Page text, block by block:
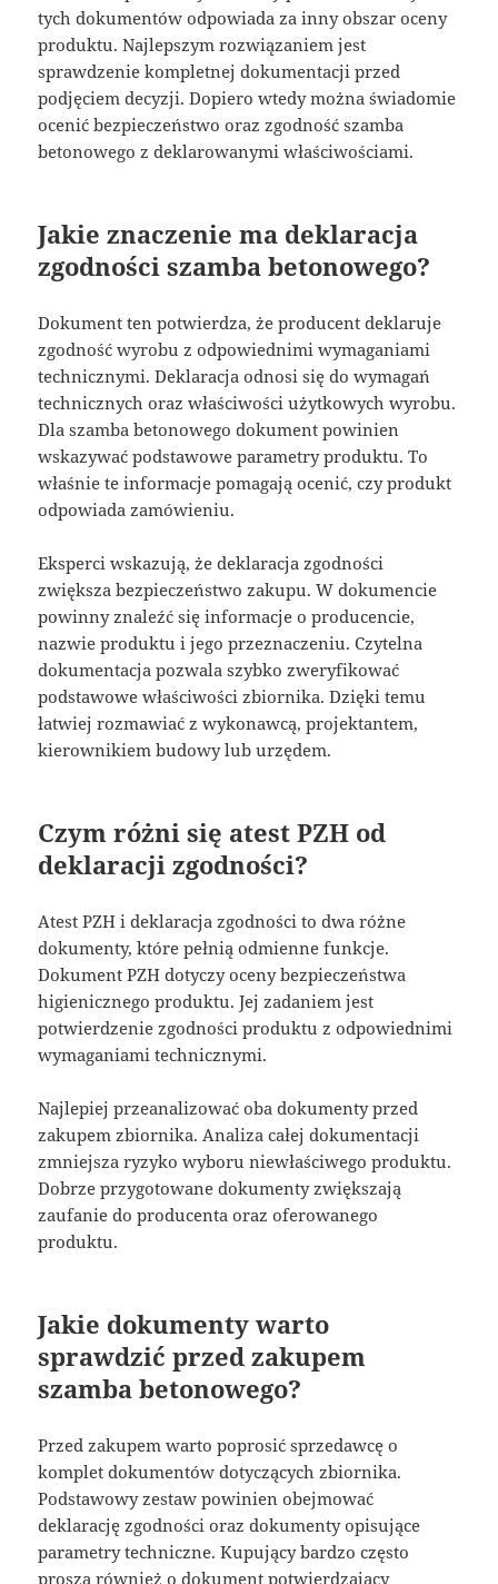
tych dokumentów odpowiada za inny obszar oceny
produktu. Najlepszym rozwiązaniem jest
sprawdzenie kompletnej dokumentacji przed
podjęciem decyzji. Dopiero wtedy można świadomie
ocenić bezpieczeństwo oraz zgodność szamba
betonowego z deklarowanymi właściwościami.
Jakie znaczenie ma deklaracja
zgodności szamba betonowego?
Dokument ten potwierdza, że producent deklaruje
zgodność wyrobu z odpowiednimi wymaganiami
technicznymi. Deklaracja odnosi się do wymagań
technicznych oraz właściwości użytkowych wyrobu.
Dla szamba betonowego dokument powinien
wskazywać podstawowe parametry produktu. To
właśnie te informacje pomagają ocenić, czy produkt
odpowiada zamówieniu.
Eksperci wskazują, że deklaracja zgodności
zwiększa bezpieczeństwo zakupu. W dokumencie
powinny znaleźć się informacje o producencie,
nazwie produktu i jego przeznaczeniu. Czytelna
dokumentacja pozwala szybko zweryfikować
podstawowe właściwości zbiornika. Dzięki temu
łatwiej rozmawiać z wykonawcą, projektantem,
kierownikiem budowy lub urzędem.
Czym różni się atest PZH od
deklaracji zgodności?
Atest PZH i deklaracja zgodności to dwa różne
dokumenty, które pełnią odmienne funkcje.
Dokument PZH dotyczy oceny bezpieczeństwa
higienicznego produktu. Jej zadaniem jest
potwierdzenie zgodności produktu z odpowiednimi
wymaganiami technicznymi.
Najlepiej przeanalizować oba dokumenty przed
zakupem zbiornika. Analiza całej dokumentacji
zmniejsza ryzyko wyboru niewłaściwego produktu.
Dobrze przygotowane dokumenty zwiększają
zaufanie do producenta oraz oferowanego
produktu.
Jakie dokumenty warto
sprawdzić przed zakupem
szamba betonowego?
Przed zakupem warto poprosić sprzedawcę o
komplet dokumentów dotyczących zbiornika.
Podstawowy zestaw powinien obejmować
deklarację zgodności oraz dokumenty opisujące
parametry techniczne. Kupujący bardzo często
proszą również o dokument potwierdzający